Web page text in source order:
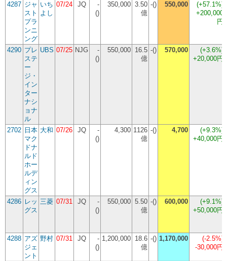
4287 ジャ
スト
プラ
ンニ
ング
いち
よし
07/24 JQ
-
()
350,000 3.50
億
-() 550,000 (+57.1%)
+200,000
円
4290 プレ
ステ
ー
ジ・
イン
ター
ナシ
ョナ
ル
UBS 07/25 NJG
-
()
550,000 16.5
億
-() 570,000 (+3.6%)
+20,000円
2702 日本
マク
ドナ
ルド
ホー
ルデ
ィン
グス
大和 07/26 JQ
-
()
4,300 1126
億
-() 4,700 (+9.3%)
+40,000円
4286 レッ
グス
三菱 07/31 JQ
-
()
550,000 5.50
億
-() 600,000 (+9.1%)
+50,000円
4288 アズ
ジェ
ント
野村 07/31 JQ
-
()
1,200,000 18.6
億
-() 1,170,000 (-2.5%)
-30,000円